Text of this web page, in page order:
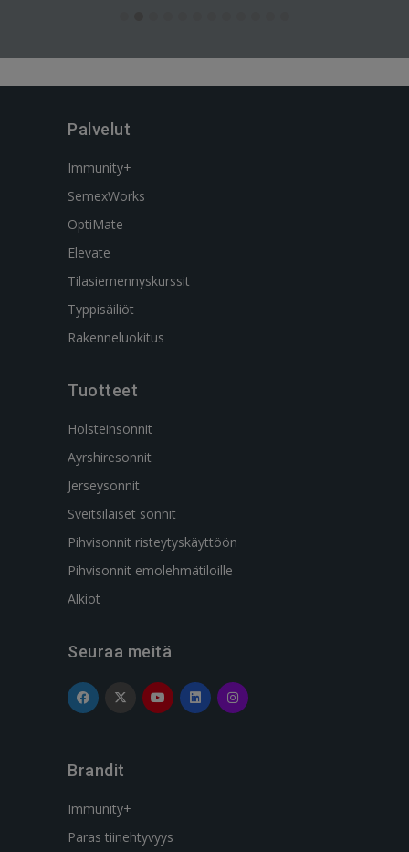
Palvelut
Immunity+
SemexWorks
OptiMate
Elevate
Tilasiemennyskurssit
Typpisäiliöt
Rakenneluokitus
Tuotteet
Holsteinsonnit
Ayrshiresonnit
Jerseysonnit
Sveitsiläiset sonnit
Pihvisonnit risteytyskäyttöön
Pihvisonnit emolehmätiloille
Alkiot
Seuraa meitä
Brandit
Immunity+
Paras tiinehtyvyys